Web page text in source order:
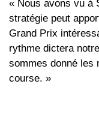
« Nous avons vu à
stratégie peut
Grand Prix
rythme dictera
sommes donné les
course. »